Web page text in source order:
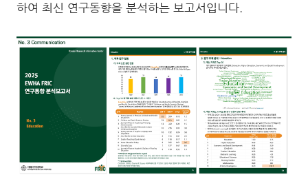
하여 최신 연구동향을 분석하는 보고서입니다.